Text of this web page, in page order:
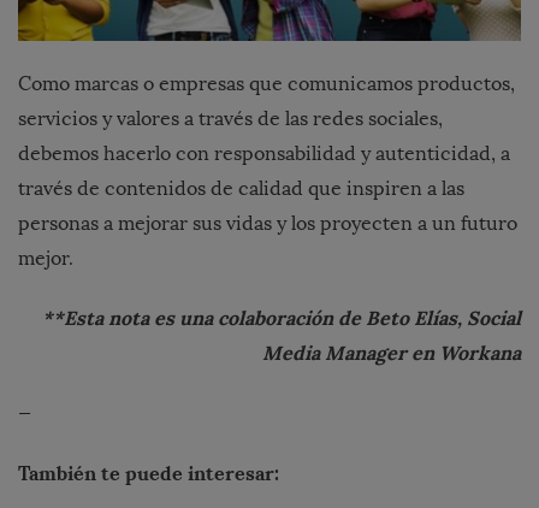
Como marcas o empresas que comunicamos productos,
servicios y valores a través de las redes sociales,
debemos hacerlo con responsabilidad y autenticidad, a
través de contenidos de calidad que inspiren a las
personas a mejorar sus vidas y los proyecten a un futuro
mejor.
**Esta nota es una colaboración de Beto Elías, Social
Media Manager en Workana
—
También te puede interesar: